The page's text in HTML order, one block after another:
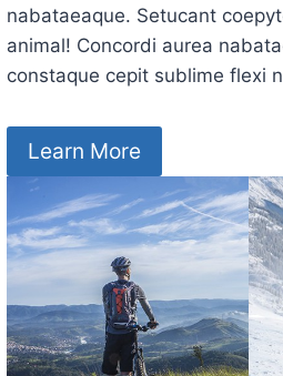
nabataeaque. Setucant
animal! Concordi aurea
constaque cepit sublime flexi
Learn More